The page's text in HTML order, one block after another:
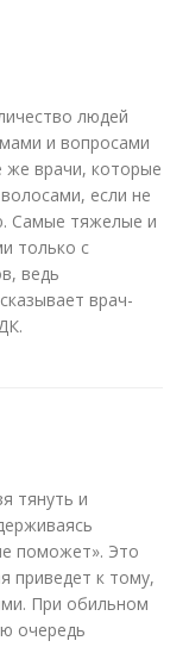
людей
и вопросами
же врачи, которые
если не
Самые тяжелые и
только с
ведь
врач-
тянуть и
поможет». Это
приведет к тому,
При обильном
очередь